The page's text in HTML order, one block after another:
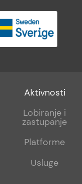
Footer
sub
Aktivnosti
Lobiranje i
zastupanje
Platforme
Usluge